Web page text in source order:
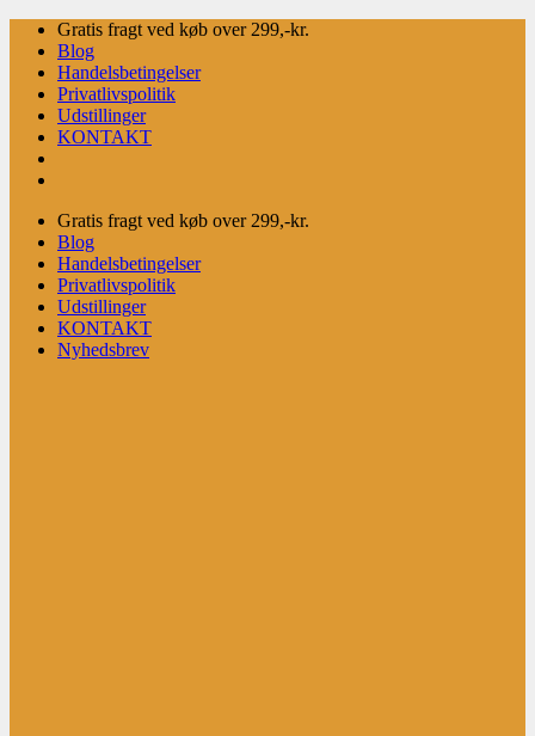
Fortsæt
indhold
Gratis fragt ved køb over 299,-kr.
Blog
Handelsbetingelser
Privatlivspolitik
Udstillinger
KONTAKT
Gratis fragt ved køb over 299,-kr.
Blog
Handelsbetingelser
Privatlivspolitik
Udstillinger
KONTAKT
Nyhedsbrev